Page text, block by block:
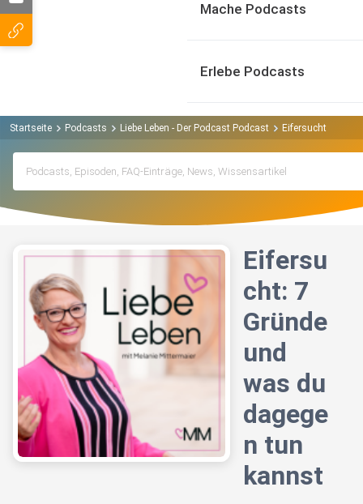
Mache Podcasts
Erlebe Podcasts
Startseite Podcasts Liebe Leben - Der Podcast Podcast Eifersucht: 7
Eifersu
cht: 7
Gründe
und
was du
dagege
n tun
kannst